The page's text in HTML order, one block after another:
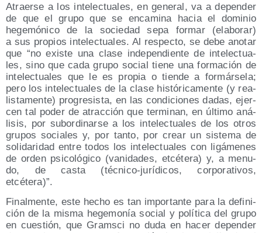
Atraer­se a los inte­lec­tua­les, en gene­ral, va a depen­der
de que el gru­po que se enca­mi­na hacia el domi­nio
hege­mó­ni­co de la socie­dad sepa for­mar (ela­bo­rar)
a sus pro­pios inte­lec­tua­les. Al res­pec­to, se debe ano­tar
que “no exis­te una cla­se inde­pen­dien­te de inte­lec­tua­
les, sino que cada gru­po social tie­ne una for­ma­ción de
inte­lec­tua­les que le es pro­pia o tien­de a for­már­se­la;
pero los inte­lec­tua­les de la cla­se his­tó­ri­ca­men­te (y rea­
lis­ta­men­te) pro­gre­sis­ta, en las con­di­cio­nes dadas, ejer­
cen tal poder de atrac­ción que ter­mi­nan, en últi­mo aná­
li­sis, por subor­di­nar­se a los inte­lec­tua­les de los otros
gru­pos socia­les y, por tan­to, por crear un sis­te­ma de
soli­da­ri­dad entre todos los inte­lec­tua­les con ligá­me­nes
de orden psi­co­ló­gi­co (vani­da­des, etcé­te­ra) y, a menu­
do, de cas­ta (téc­ni­co-jurí­di­cos, cor­po­ra­ti­vos,
etcétera)”.
Final­men­te, este hecho es tan impor­tan­te para la defi­ni­
ción de la mis­ma hege­mo­nía social y polí­ti­ca del gru­po
en cues­tión, que Grams­ci no duda en hacer depen­der